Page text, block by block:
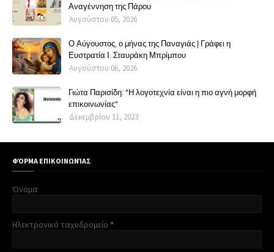
Αναγέννηση της Πάρου
Αυγούστου 05, 2026
Ο Αύγουστος, ο μήνας της Παναγιάς | Γράφει η
Ευστρατία Ι. Σταυράκη Μπρίμπου
Αυγούστου 06, 2026
Γιώτα Παρισίδη: "Η λογοτεχνία είναι η πιο αγνή μορφή
επικοινωνίας"
Δεκεμβρίου 11, 2023
ΦΌΡΜΑ ΕΠΙΚΟΙΝΩΝΊΑΣ
Όνομα
Ηλεκτρονικό ταχυδρομείο *